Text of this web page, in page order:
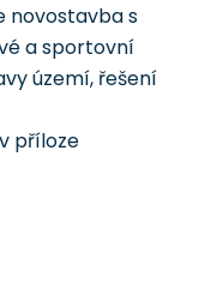
novostavba s
a sportovní
území, řešení
příloze